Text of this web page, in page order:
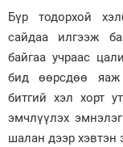
Бүр тодорхой
сайдаа илгээж
байгаа учраас
бид өөрсдөө яаж
битгий хэл хорт
эмчлүүлэх
шалан дээр хэвтэн